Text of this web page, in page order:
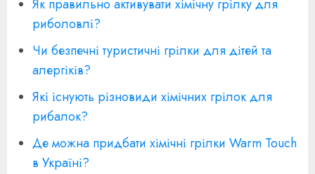
Як правильно активувати хімічну грілку для
риболовлі?
Чи безпечні туристичні грілки для дітей та
алергіків?
Які існують різновиди хімічних грілок для
рибалок?
Де можна придбати хімічні грілки Warm Touch
в Україні?